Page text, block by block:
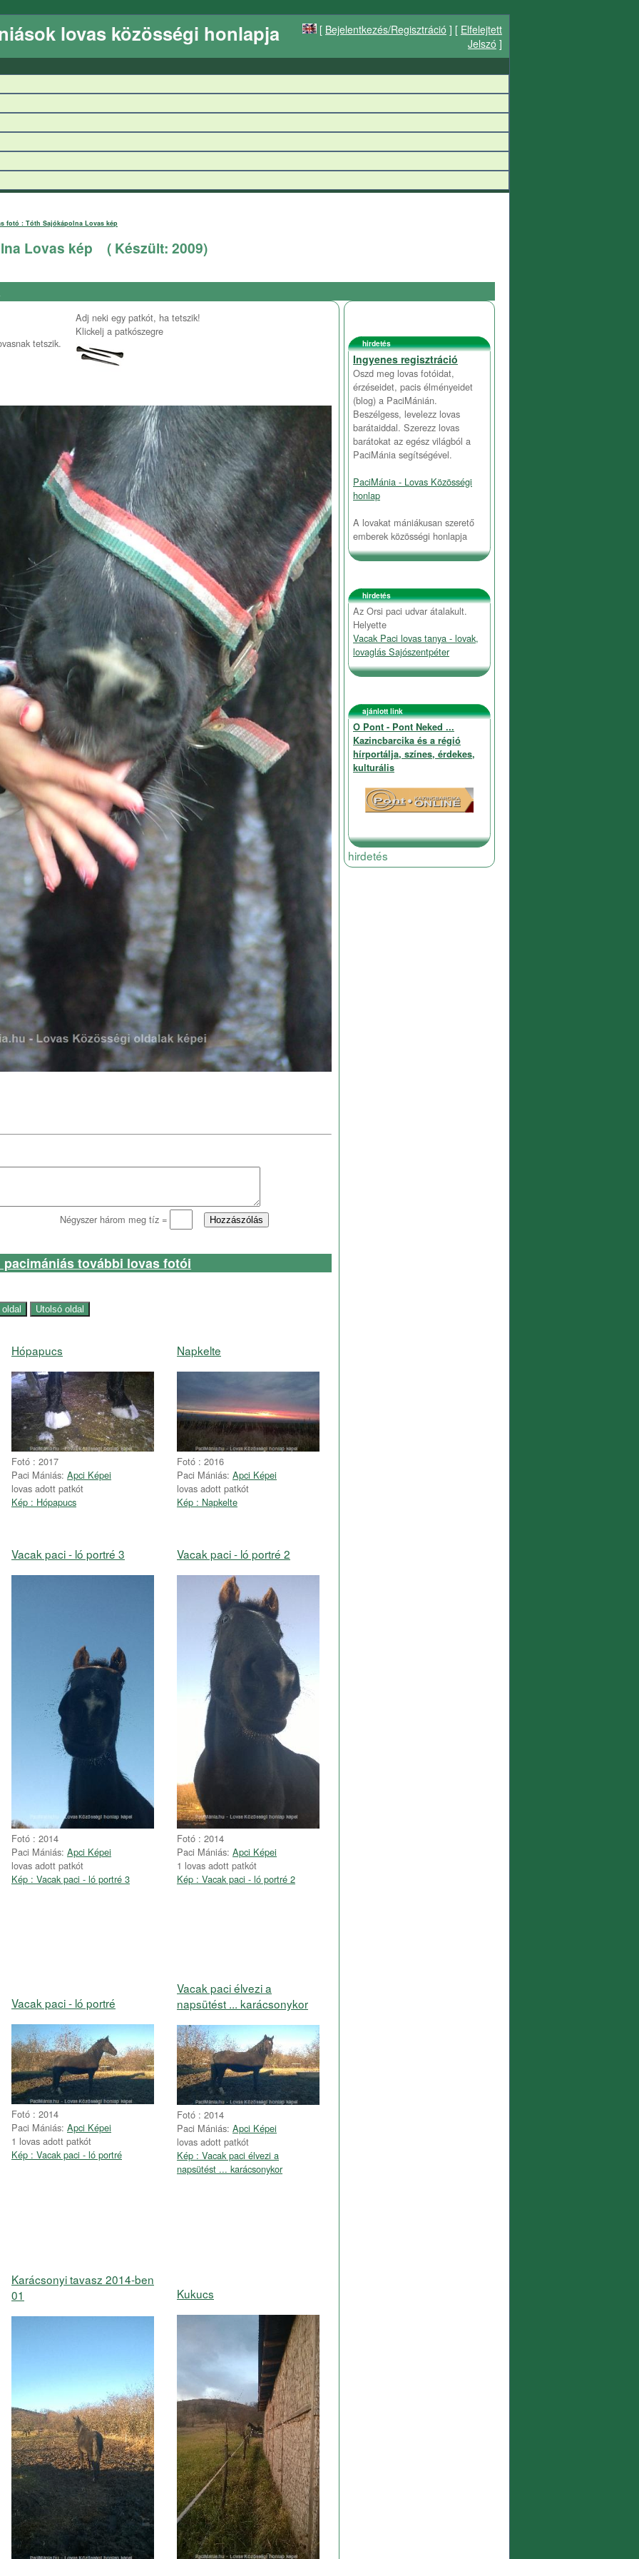
lovas közösségi honlapja [ Bejelentkezés/Regisztráció ] [ Elfelejtett
Jelszó ]
fotó : Tóth Sajókápolna Lovas kép
Lovas kép ( Készült: 2009)
tetszik.
Adj neki egy patkót, ha tetszik!
Klickelj a patkószegre
Négyszer három meg tíz =
pacimániás további lovas fotói
Hópapucs
Fotó : 2017
Paci Mániás: Apci Képei
lovas adott patkót
Kép : Hópapucs
Napkelte
Fotó : 2016
Paci Mániás: Apci Képei
lovas adott patkót
Kép : Napkelte
Vacak paci - ló portré 3
Fotó : 2014
Paci Mániás: Apci Képei
lovas adott patkót
Kép : Vacak paci - ló portré 3
Vacak paci - ló portré 2
Fotó : 2014
Paci Mániás: Apci Képei
1 lovas adott patkót
Kép : Vacak paci - ló portré 2
Vacak paci - ló portré
Fotó : 2014
Paci Mániás: Apci Képei
1 lovas adott patkót
Kép : Vacak paci - ló portré
Vacak paci élvezi a
napsütést ... karácsonykor
Fotó : 2014
Paci Mániás: Apci Képei
lovas adott patkót
Kép : Vacak paci élvezi a
napsütést ... karácsonykor
Karácsonyi tavasz 2014-ben
01
Kukucs
hirdetés
Ingyenes regisztráció
Oszd meg lovas fotóidat,
érzéseidet, pacis élményeidet
(blog) a PaciMánián.
Beszélgess, levelezz lovas
barátaiddal. Szerezz lovas
barátokat az egész világból a
PaciMánia segítségével.
PaciMánia - Lovas Közösségi
honlap
A lovakat mániákusan szerető
emberek közösségi honlapja
hirdetés
Az Orsi paci udvar átalakult.
Helyette
Vacak Paci lovas tanya - lovak,
lovaglás Sajószentpéter
ajánlott link
O Pont - Pont Neked ...
Kazincbarcika és a régió
hírportálja, színes, érdekes,
kulturális
hirdetés